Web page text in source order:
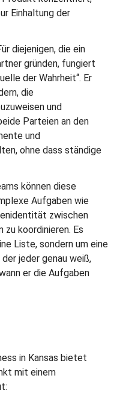
Einhaltung der
diejenigen, die ein
gründen, fungiert
der Wahrheit“. Er
die
und
Parteien an den
und
ohne dass ständige
können diese
Aufgaben wie
zwischen
zu koordinieren. Es
Liste, sondern um eine
jeder genau weiß,
er die Aufgaben
in Kansas bietet
mit einem